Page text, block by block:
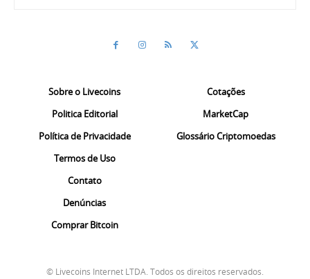
Sobre o Livecoins
Politica Editorial
Política de Privacidade
Termos de Uso
Contato
Denúncias
Comprar Bitcoin
Cotações
MarketCap
Glossário Criptomoedas
© Livecoins Internet LTDA. Todos os direitos reservados.